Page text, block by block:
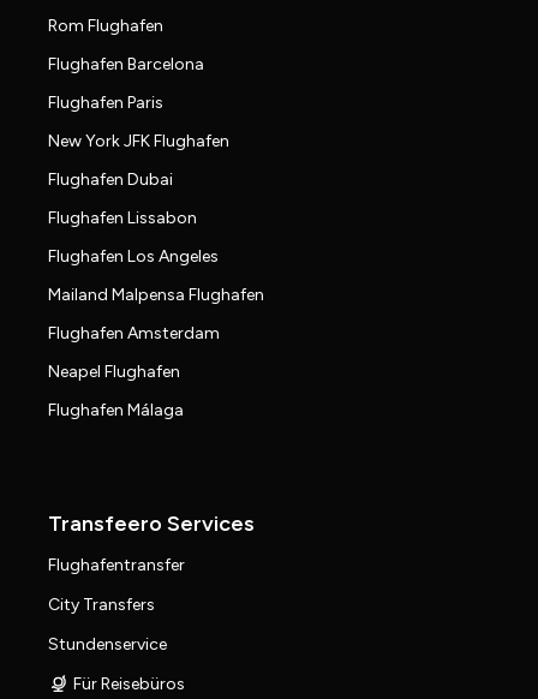
Rom Flughafen
Flughafen Barcelona
Flughafen Paris
New York JFK Flughafen
Flughafen Dubai
Flughafen Lissabon
Flughafen Los Angeles
Mailand Malpensa Flughafen
Flughafen Amsterdam
Neapel Flughafen
Flughafen Málaga
Transfeero Services
Flughafentransfer
City Transfers
Stundenservice
Für Reisebüros